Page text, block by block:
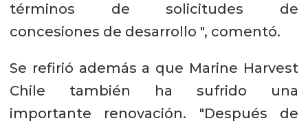
términos de solicitudes de
concesiones de desarrollo ", comentó.
Se refirió además a que Marine Harvest
Chile también ha sufrido una
importante renovación. "Después de